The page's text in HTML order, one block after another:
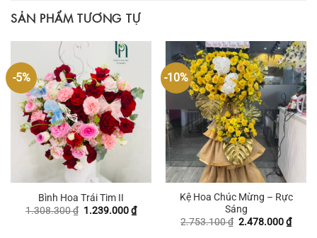
SẢN PHẨM TƯƠNG TỰ
-5%
Bình Hoa Trái Tim II
1.308.300₫ Giá
1.239.000₫Giá
hiện
-10%
Kệ Hoa Chúc Mừng – Rực
Sáng
2.753.100₫ Giá
2.478.000₫Giá
hiện